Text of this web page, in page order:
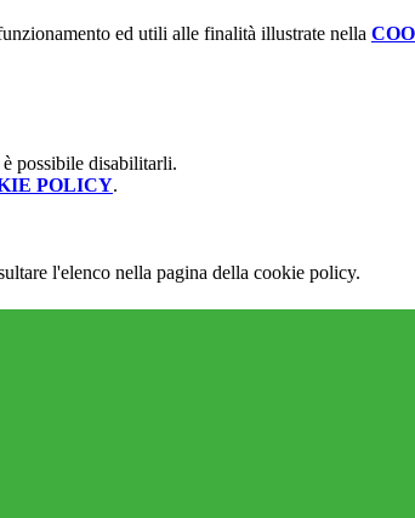
ed utili alle finalità illustrate nella
possibile disabilitarli.
POLICY.
l'elenco nella pagina della cookie policy.